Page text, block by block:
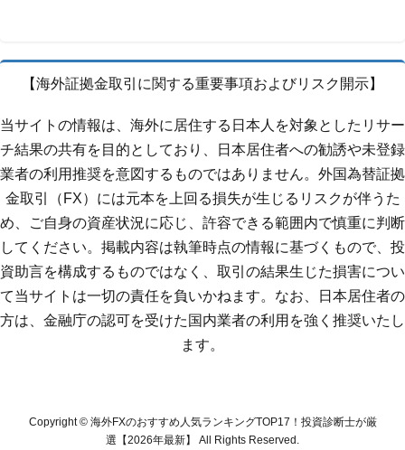
【海外証拠金取引に関する重要事項およびリスク開示】
当サイトの情報は、海外に居住する日本人を対象としたリサー
チ結果の共有を目的としており、日本居住者への勧誘や未登録
業者の利用推奨を意図するものではありません。外国為替証拠
金取引（FX）には元本を上回る損失が生じるリスクが伴うた
め、ご自身の資産状況に応じ、許容できる範囲内で慎重に判断
してください。掲載内容は執筆時点の情報に基づくもので、投
資助言を構成するものではなく、取引の結果生じた損害につい
て当サイトは一切の責任を負いかねます。なお、日本居住者の
方は、金融庁の認可を受けた国内業者の利用を強く推奨いたし
ます。
Copyright © 海外FXのおすすめ人気ランキングTOP17！投資診断士が厳
選【2026年最新】 All Rights Reserved.